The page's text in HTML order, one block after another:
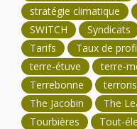
stratégie climatique
SWITCH
Syndicats
Tarifs
Taux de
terre-étuve
terre-
Terrebonne
The Jacobin
The
Tourbières
Tout-